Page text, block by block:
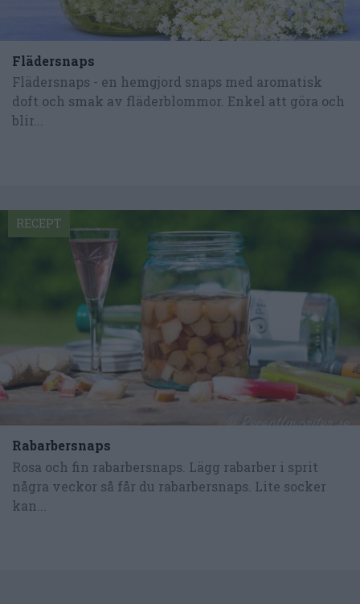
Flädersnaps
Flädersnaps - en hemgjord snaps med aromatisk
doft och smak av fläderblommor. Enkel att göra och
blir...
Rabarbersnaps
Rosa och fin rabarbersnaps. Lägg rabarber i sprit
några veckor så får du rabarbersnaps. Lite socker
kan...
RECEPT